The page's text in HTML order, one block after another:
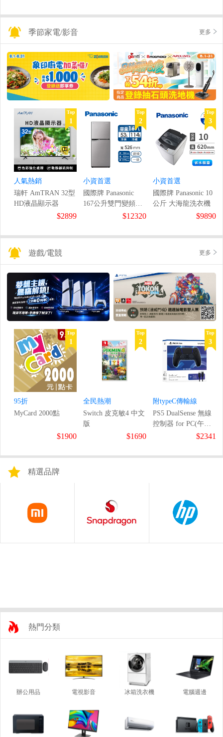
季節家電/影音 更多
Top
1
人氣熱銷
瑞軒 AmTRAN 32型
HD液晶顯示器
$2899
Top
2
小資首選
國際牌 Panasonic
167公升雙門變頻冰
$12320
Top
3
小資首選
國際牌 Panasonic 10
公斤 大海龍洗衣機
$9890
遊戲/電競 更多
Top
1
95折
MyCard 2000點
$1900
Top
2
全民熱潮
Switch 皮克敏4 中文
版
$1690
Top
3
附typeC傳輸線
PS5 DualSense 無線
控制器 for PC(午夜
$2341
精選品牌
熱門分類
辦公用品 電視影音 冰箱洗衣機 電腦週邊